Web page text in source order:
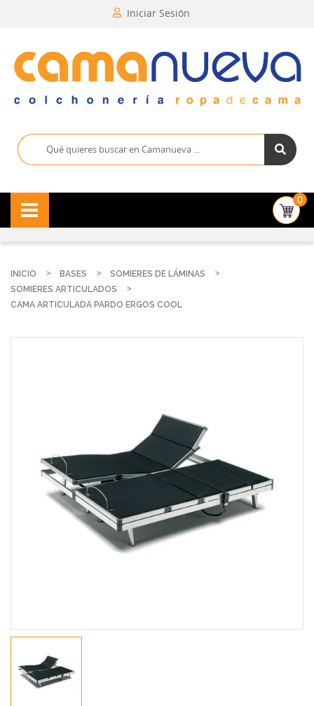
Iniciar Sesión
0
INICIO BASES
SOMIERES DE LÁMINAS
SOMIERES ARTICULADOS
CAMA ARTICULADA PARDO ERGOS COOL